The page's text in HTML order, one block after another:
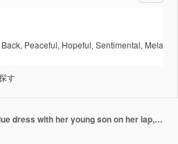
, Peaceful, Hopeful, Sentimental,
す
A caring mother in a blue dress with her young son on her lap, gently holding his hands as they sit in the grass. His older brother, holding an apple, in the background near a basket of fruit